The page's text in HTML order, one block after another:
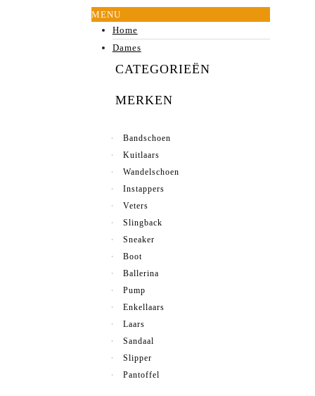
MENU
Home
Dames
CATEGORIEËN
MERKEN
Bandschoen
Kuitlaars
Wandelschoen
Instappers
Veters
Slingback
Sneaker
Boot
Ballerina
Pump
Enkellaars
Laars
Sandaal
Slipper
Pantoffel